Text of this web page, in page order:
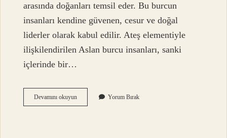
arasında doğanları temsil eder. Bu burcun
insanları kendine güvenen, cesur ve doğal
liderler olarak kabul edilir. Ateş elementiyle
ilişkilendirilen Aslan burcu insanları, sanki
içlerinde bir…
Devamını okuyunAslan
Enerjisi
Yorum Bırak